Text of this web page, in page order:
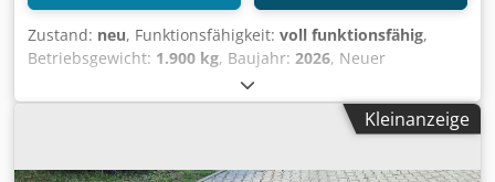
Zustand: neu, Funktionsfähigkeit: voll funktionsfähig,
Betriebsgewicht: 1.900 kg, Baujahr: 2026, Neuer
Hydraulikhammer für Bagger ab 20 Tonnen. Incl. Befüllset
und Hydraulikschläuche Cjdpfozltdkox Aqwsrf
Kleinanzeige